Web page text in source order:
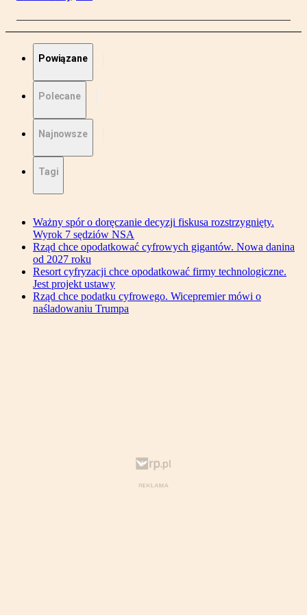
Powiązane
Polecane
Najnowsze
Tagi
Ważny spór o doręczanie decyzji fiskusa rozstrzygnięty.
Wyrok 7 sędziów NSA
Rząd chce opodatkować cyfrowych gigantów. Nowa danina
od 2027 roku
Resort cyfryzacji chce opodatkować firmy technologiczne.
Jest projekt ustawy
Rząd chce podatku cyfrowego. Wicepremier mówi o
naśladowaniu Trumpa